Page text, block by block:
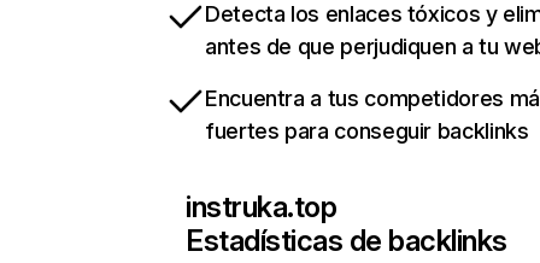
Detecta los enlaces tóxicos y
antes de que perjudiquen a tu
Encuentra a tus competidores
fuertes para conseguir backlinks
instruka.top
Estadísticas de backlinks